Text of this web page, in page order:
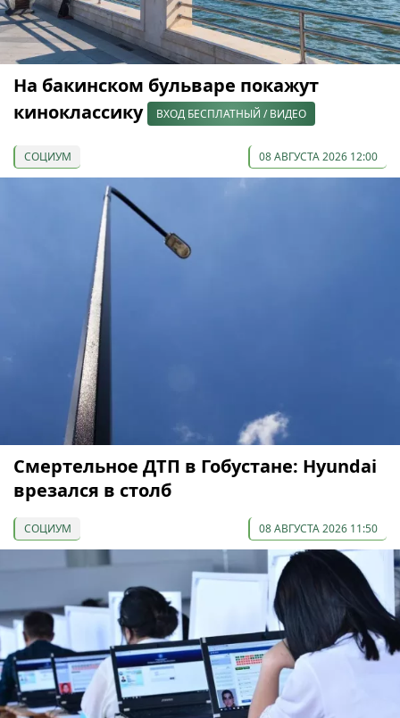
На бакинском бульваре покажут
киноклассику
ВХОД БЕСПЛАТНЫЙ / ВИДЕО
СОЦИУМ 08 АВГУСТА 2026 12:00
Смертельное ДТП в Гобустане: Hyundai
врезался в столб
СОЦИУМ 08 АВГУСТА 2026 11:50